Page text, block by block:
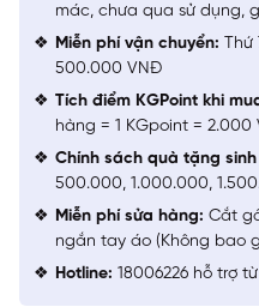
mác, chưa qua sử dụng,
Miễn phí vận chuyển: Thứ
500.000 VNĐ
Tích điểm KGPoint khi
hàng = 1 KGpoint = 2.000
Chính sách quà tặng
500.000, 1.000.000,
Miễn phí sửa hàng: Cắt
ngắn tay áo (Không bao
Hotline: 18006226 hỗ trợ